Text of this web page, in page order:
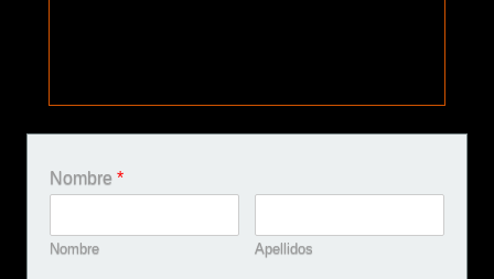
Nombre *
Nombre Apellidos